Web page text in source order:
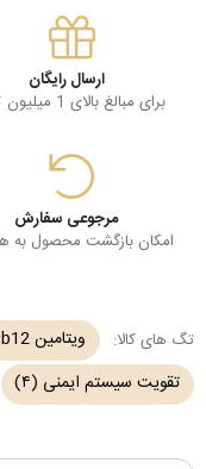
ارسال رایگان
برای مبالغ بالای 1 میلیون تومان
مرجوعی سفارش
امکان بازگشت محصول به
تگ های کالا: ویتامین b12
تقویت سیستم ایمنی (۴)